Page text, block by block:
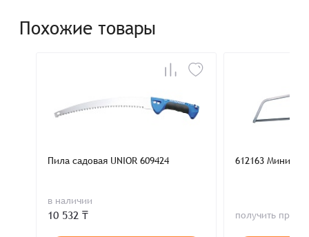
Похожие товары
Пила садовая UNIOR 609424
в наличии
10 532 ₸
612163 Мини
получить